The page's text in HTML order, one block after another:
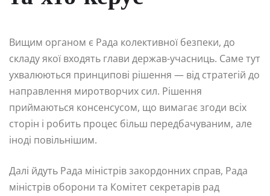
Вищим органом є Рада колективної безпеки, до
складу якої входять глави держав-учасниць. Саме тут
ухвалюються принципові рішення — від стратегій до
направлення миротворчих сил. Рішення
приймаються консенсусом, що вимагає згоди всіх
сторін і робить процес більш передбачуваним, але
іноді повільнішим.
Далі йдуть Рада міністрів закордонних справ, Рада
міністрів оборони та Комітет секретарів рад